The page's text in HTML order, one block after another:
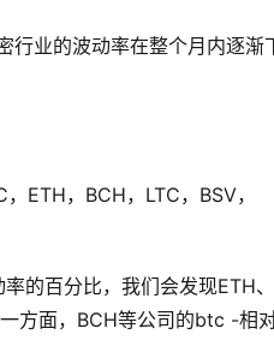
行业的波动率在整个月内逐渐
ETH，BCH，LTC，BSV，
的百分比，我们会发现ETH、
方面，BCH等公司的btc -相